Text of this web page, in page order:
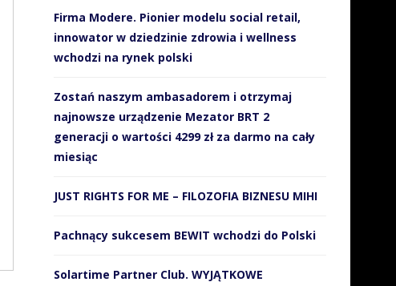
Firma Modere. Pionier modelu social retail,
innowator w dziedzinie zdrowia i wellness
wchodzi na rynek polski
Zostań naszym ambasadorem i otrzymaj
najnowsze urządzenie Mezator BRT 2
generacji o wartości 4299 zł za darmo na cały
miesiąc
JUST RIGHTS FOR ME – FILOZOFIA BIZNESU MIHI
Pachnący sukcesem BEWIT wchodzi do Polski
Solartime Partner Club. WYJĄTKOWE